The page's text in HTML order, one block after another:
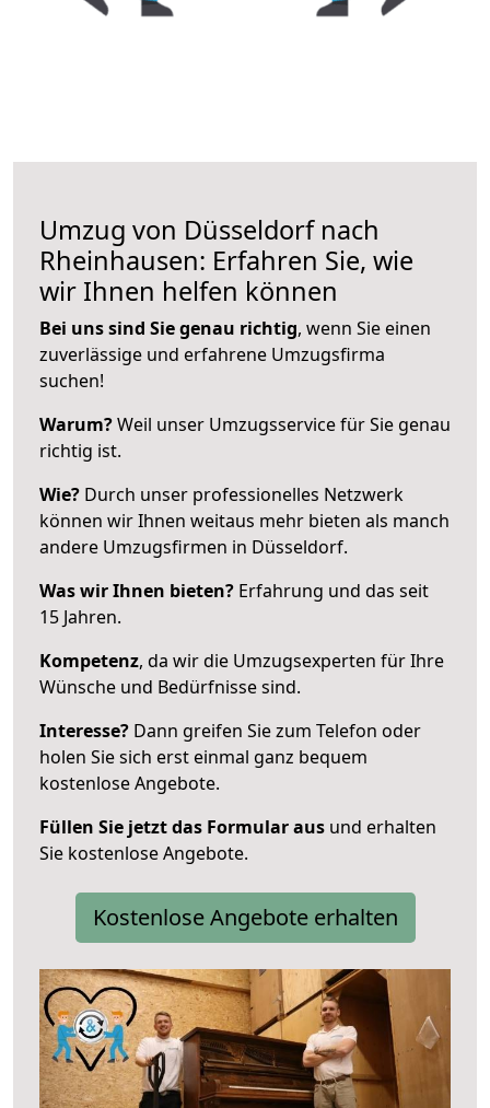
Umzug von Düsseldorf nach
Rheinhausen: Erfahren Sie, wie
wir Ihnen helfen können
Bei uns sind Sie genau richtig, wenn Sie einen
zuverlässige und erfahrene Umzugsfirma
suchen!
Warum?Weil unser Umzugsservice für Sie genau
richtig ist.
Wie? Durch unser professionelles Netzwerk
können wir Ihnen weitaus mehr bieten als manch
andere Umzugsfirmen in Düsseldorf.
Was wir Ihnen bieten? Erfahrung und das seit
15 Jahren.
Kompetenz, da wir die Umzugsexperten für Ihre
Wünsche und Bedürfnisse sind.
Interesse? Dann greifen Sie zum Telefon oder
holen Sie sich erst einmal ganz bequem
kostenlose Angebote.
Füllen Sie jetzt das Formular aus und erhalten
Sie kostenlose Angebote.
Kostenlose Angebote erhalten